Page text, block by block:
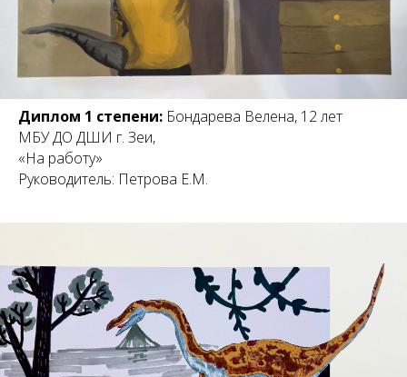
Диплом 1 степени: Бондарева Велена, 12 лет
МБУ ДО ДШИ г. Зеи,
«На работу»
Руководитель: Петрова Е.М.